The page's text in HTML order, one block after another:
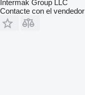
Intermak Group LLC
Contacte con el vendedor